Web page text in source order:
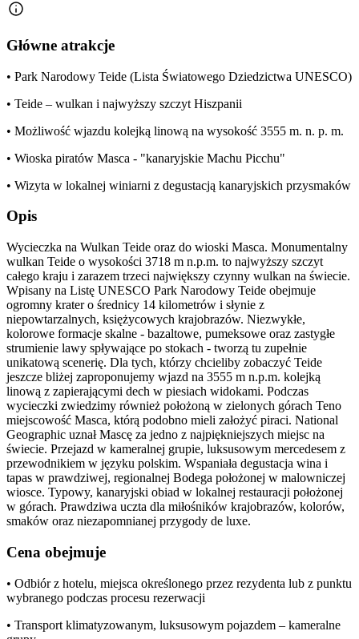
Główne atrakcje
• Park Narodowy Teide (Lista Światowego Dziedzictwa UNESCO)
• Teide – wulkan i najwyższy szczyt Hiszpanii
• Możliwość wjazdu kolejką linową na wysokość 3555 m. n. p. m.
• Wioska piratów Masca - "kanaryjskie Machu Picchu"
• Wizyta w lokalnej winiarni z degustacją kanaryjskich przysmaków
Opis
Wycieczka na Wulkan Teide oraz do wioski Masca. Monumentalny
wulkan Teide o wysokości 3718 m n.p.m. to najwyższy szczyt
całego kraju i zarazem trzeci największy czynny wulkan na świecie.
Wpisany na Listę UNESCO Park Narodowy Teide obejmuje
ogromny krater o średnicy 14 kilometrów i słynie z
niepowtarzalnych, księżycowych krajobrazów. Niezwykłe,
kolorowe formacje skalne - bazaltowe, pumeksowe oraz zastygłe
strumienie lawy spływające po stokach - tworzą tu zupełnie
unikatową scenerię. Dla tych, którzy chcieliby zobaczyć Teide
jeszcze bliżej zaproponujemy wjazd na 3555 m n.p.m. kolejką
linową z zapierającymi dech w piesiach widokami. Podczas
wycieczki zwiedzimy również położoną w zielonych górach Teno
miejscowość Masca, którą podobno mieli założyć piraci. National
Geographic uznał Mascę za jedno z najpiękniejszych miejsc na
świecie. Przejazd w kameralnej grupie, luksusowym mercedesem z
przewodnikiem w języku polskim. Wspaniała degustacja wina i
tapas w prawdziwej, regionalnej Bodega położonej w malowniczej
wiosce. Typowy, kanaryjski obiad w lokalnej restauracji położonej
w górach. Prawdziwa uczta dla miłośników krajobrazów, kolorów,
smaków oraz niezapomnianej przygody de luxe.
Cena obejmuje
• Odbiór z hotelu, miejsca określonego przez rezydenta lub z punktu
wybranego podczas procesu rezerwacji
• Transport klimatyzowanym, luksusowym pojazdem – kameralne